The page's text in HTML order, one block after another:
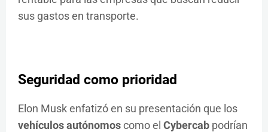
sus gastos en transporte.
Seguridad como prioridad
Elon Musk enfatizó en su presentación que los
vehículos autónomoscomo el Cybercab podrían